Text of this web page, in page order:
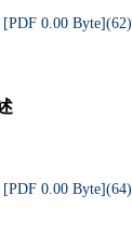
[PDF 0.00 Byte](62)
[PDF 0.00 Byte](64)